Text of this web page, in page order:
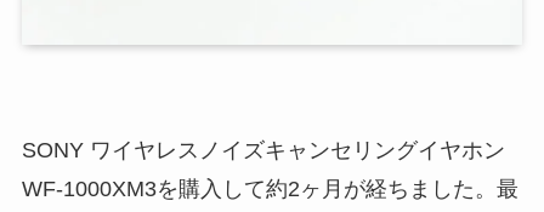
SONY ワイヤレスノイズキャンセリングイヤホン
WF-1000XM3を購入して約2ヶ月が経ちました。最